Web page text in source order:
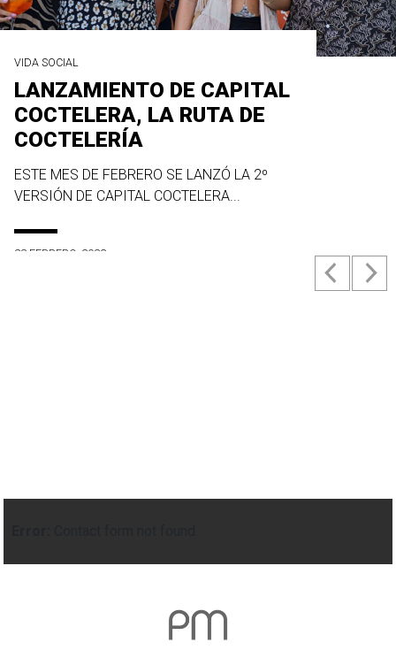
VIDA SOCIAL
LANZAMIENTO DE CAPITAL
COCTELERA, LA RUTA DE
COCTELERÍA
ESTE MES DE FEBRERO SE LANZÓ LA 2º
VERSIÓN DE CAPITAL COCTELERA...
23 FEBRERO, 2022